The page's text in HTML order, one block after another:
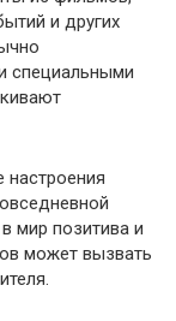
и других
специальными
настроения
мир позитива и
может вызвать